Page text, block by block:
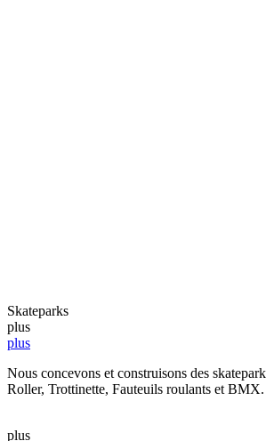
Skateparks
plus
plus
Nous concevons et construisons des
Roller, Trottinette, Fauteuils roulants et BMX.
plus